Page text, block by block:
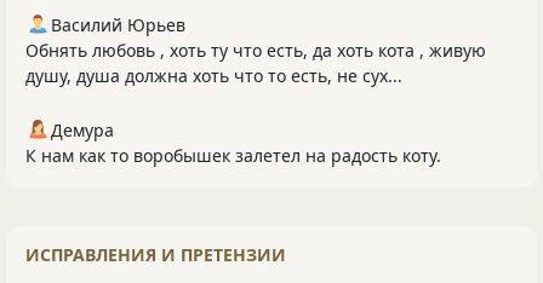
Василий Юрьев
Обнять любовь , хоть ту что есть, да хоть кота , живую
душу, душа должна хоть что то есть, не сух...
Демура
К нам как то воробышек залетел на радость коту.
ИСПРАВЛЕНИЯ И ПРЕТЕНЗИИ